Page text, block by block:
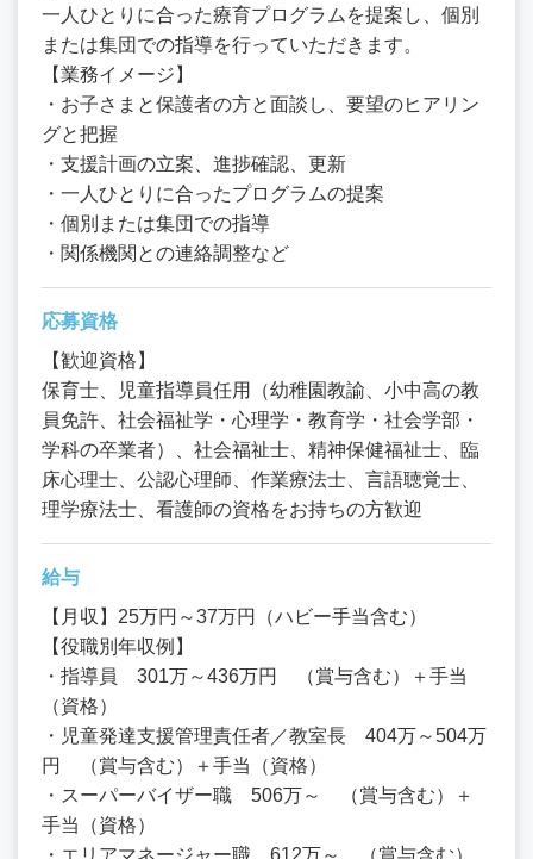
一人ひとりに合った療育プログラムを提案し、個別
または集団での指導を行っていただきます。
【業務イメージ】
・お子さまと保護者の方と面談し、要望のヒアリン
グと把握
・支援計画の立案、進捗確認、更新
・一人ひとりに合ったプログラムの提案
・個別または集団での指導
・関係機関との連絡調整など
応募資格
【歓迎資格】
保育士、児童指導員任用（幼稚園教諭、小中高の教
員免許、社会福祉学・心理学・教育学・社会学部・
学科の卒業者）、社会福祉士、精神保健福祉士、臨
床心理士、公認心理師、作業療法士、言語聴覚士、
理学療法士、看護師の資格をお持ちの方歓迎
給与
【月収】25万円～37万円（ハビー手当含む）
【役職別年収例】
・指導員 301万～436万円 （賞与含む）＋手当
（資格）
・児童発達支援管理責任者／教室長 404万～504万
円 （賞与含む）＋手当（資格）
・スーパーバイザー職 506万～ （賞与含む）＋
手当（資格）